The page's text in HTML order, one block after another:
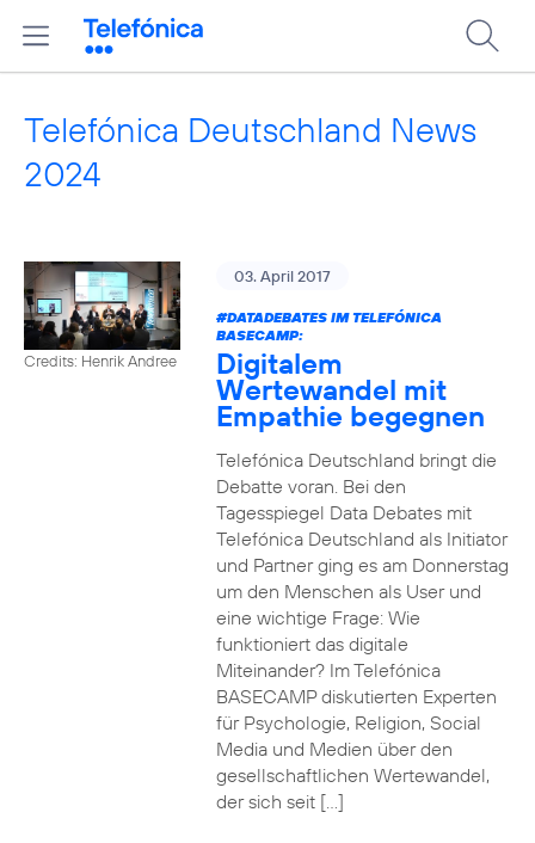
Telefónica Deutschland News
2024
Credits: Henrik Andree
03. April 2017
#DATADEBATESIM TELEFÓNICA
BASECAMP:
Digitalem
Wertewandel mit
Empathie begegnen
Telefónica Deutschland bringt die
Debatte voran. Bei den
Tagesspiegel Data Debates mit
Telefónica Deutschland als Initiator
und Partner ging es am Donnerstag
um den Menschen als User und
eine wichtige Frage: Wie
funktioniert das digitale
Miteinander? Im Telefónica
BASECAMP diskutierten Experten
für Psychologie, Religion, Social
Media und Medien über den
gesellschaftlichen Wertewandel,
der sich seit […]